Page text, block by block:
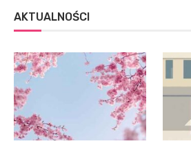
AKTUALNOŚCI